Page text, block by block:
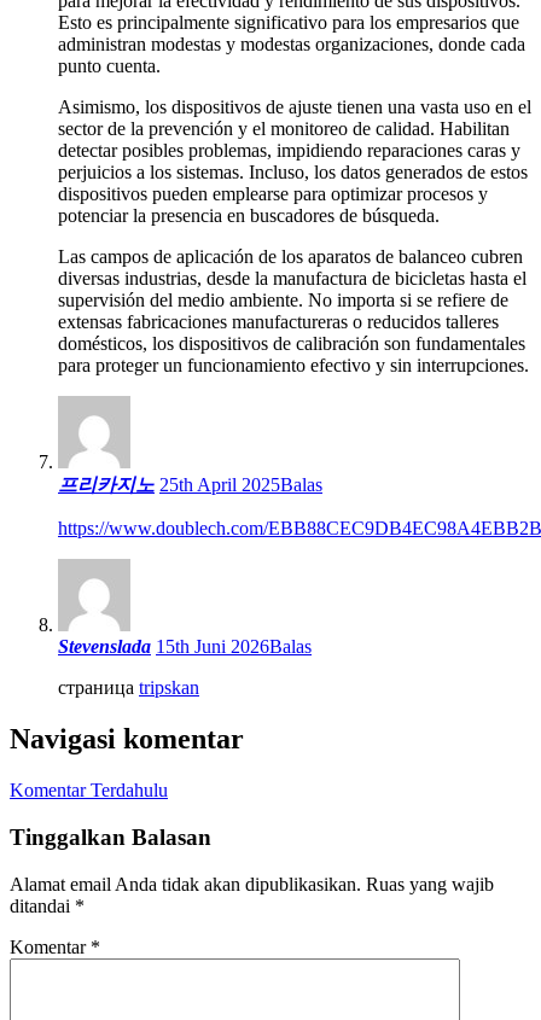
Esto es principalmente significativo para los empresarios que
administran modestas y modestas organizaciones, donde cada
punto cuenta.
Asimismo, los dispositivos de ajuste tienen una vasta uso en el
sector de la prevención y el monitoreo de calidad. Habilitan
detectar posibles problemas, impidiendo reparaciones caras y
perjuicios a los sistemas. Incluso, los datos generados de estos
dispositivos pueden emplearse para optimizar procesos y
potenciar la presencia en buscadores de búsqueda.
Las campos de aplicación de los aparatos de balanceo cubren
diversas industrias, desde la manufactura de bicicletas hasta el
supervisión del medio ambiente. No importa si se refiere de
extensas fabricaciones manufactureras o reducidos talleres
domésticos, los dispositivos de calibración son fundamentales
para proteger un funcionamiento efectivo y sin interrupciones.
프리카지노 25th April 2025Balas
https://www.doublech.com/
Stevenslada 15th Juni 2026Balas
страница tripskan
Navigasi komentar
Komentar Terdahulu
Tinggalkan Balasan
Alamat email Anda tidak akan dipublikasikan. Ruas yang wajib
ditandai *
Komentar *